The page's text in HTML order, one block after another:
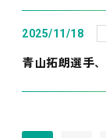
2025/11/18
青山拓朗選手